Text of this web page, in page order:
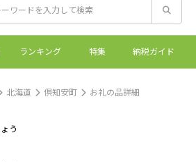
ランキング 特集 納税ガイド
北海道 倶知安町 お礼の品詳細
う